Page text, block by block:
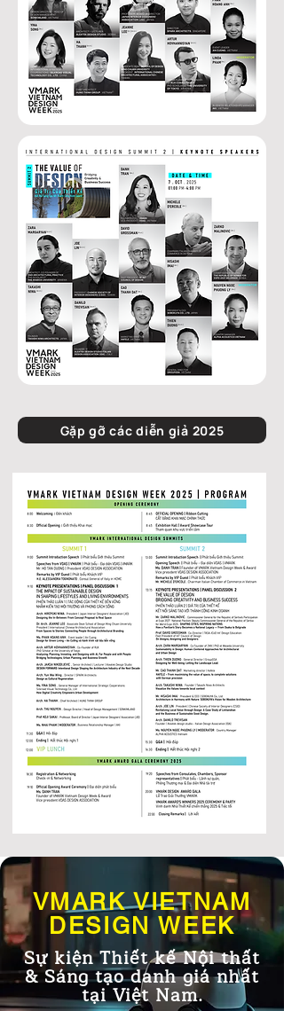
Gặp gỡ các diễn giả 2025
VMARK VIETNAM
DESIGN WEEK
Sự kiện Thiết kế Nội thất
& Sáng tạo danh giá nhất
tại Việt Nam.